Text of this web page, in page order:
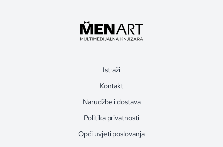
Istraži
Kontakt
Narudžbe i dostava
Politika privatnosti
Opći uvjeti poslovanja